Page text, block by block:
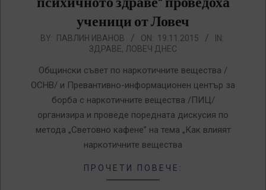
ученици от Ловеч
2015-
BY: ПАВЛИН ИВАНОВ ON: 19.11.2015
IN:
ЗДРАВЕ, ЛОВЕЧ ДНЕС
Общински съвет по наркотичните вещества /
ОСНВ/ и Превантивно-информационен център за
борба с наркотичните вещества /ПИЦ/
организира и проведе поредната дискусия по
метода „Световно кафене” на тема „Как влияят
наркотичните вещества
ПРОЧЕТИ ПОВЕЧЕ: